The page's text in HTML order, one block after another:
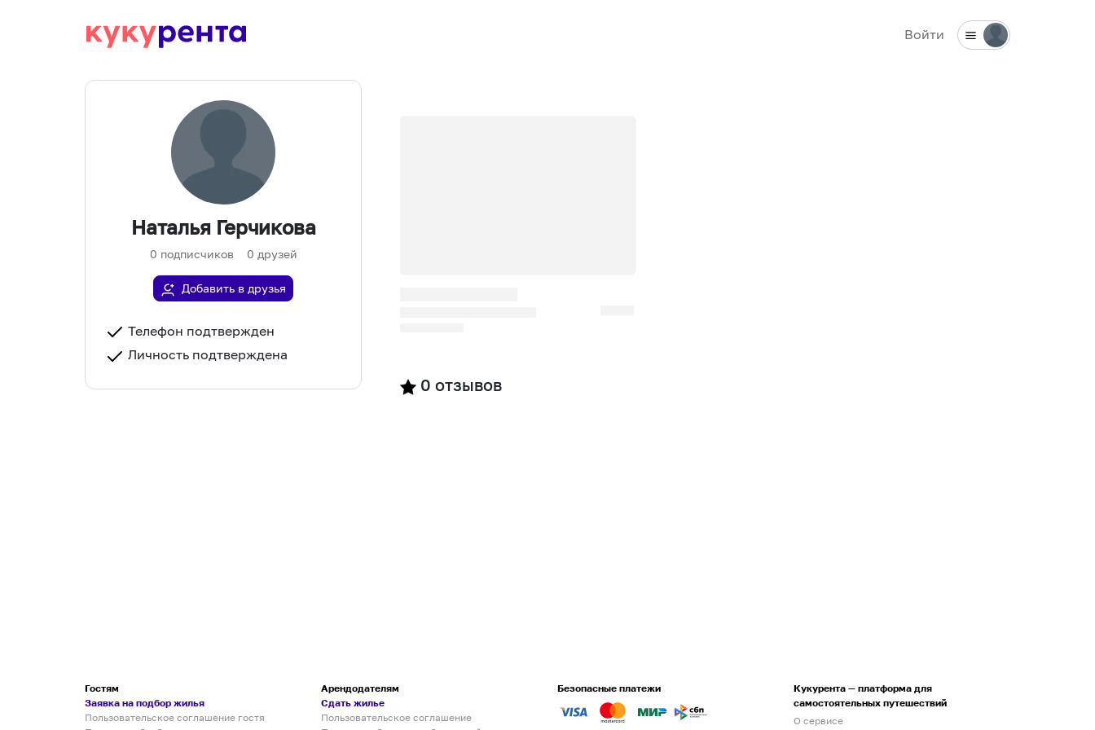
Войти
Наталья Герчикова
0 подписчиков 0 друзей
Добавить в друзья
Телефон подтвержден
Личность подтверждена
0 отзывов
Гостям
Заявка на подбор жилья
Пользовательское соглашение гостя
Арендодателям
Сдать жилье
Пользовательское соглашение
Безопасные платежи
Кукурента — платформа для
самостоятельных путешествий
О сервисе